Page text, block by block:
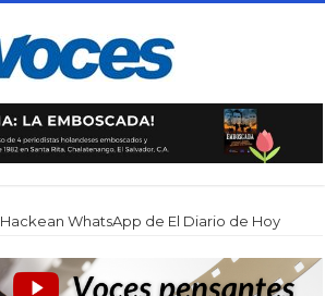
Hackean WhatsApp de El Diario de Hoy